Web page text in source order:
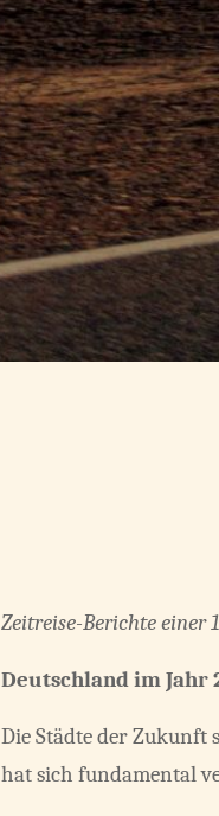
Zeitreise-Berichte einer
Deutschland im Jahr
Die Städte der Zukunft
hat sich fundamental